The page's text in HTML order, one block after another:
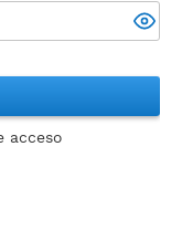
acceso